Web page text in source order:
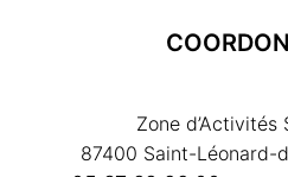
Zone d’Activités
87400 Saint-Léonard-